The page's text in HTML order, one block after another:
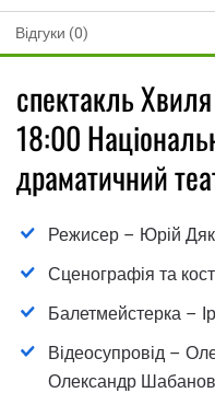
Відгуки (0)
спектакль
18:00
драматичний
Режисер – Юрій Дяк
Сценографія та
Балетмейстерка –
Відеосупровід –
Олександр Шабанов